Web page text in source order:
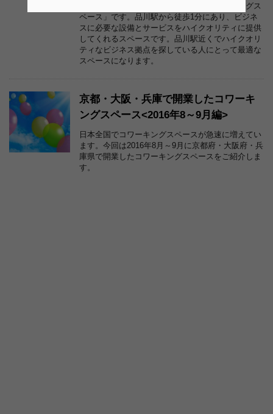
ーブコープ品川インターシティA棟 コワーキングス
ペース」です。品川駅から徒歩1分にあり、ビジネ
スに必要な設備とサービスをハイクオリティに提供
してくれるスペースです。品川駅近くでハイクオリ
ティなビジネス拠点を探している人にとって最適な
スペースになります。
京都・大阪・兵庫で開業したコワーキ
ングスペース<2016年8～9月編>
日本全国でコワーキングスペースが急速に増えてい
ます。今回は2016年8月～9月に京都府・大阪府・兵
庫県で開業したコワーキングスペースをご紹介しま
す。